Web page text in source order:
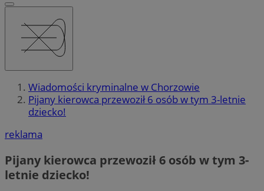
Wiadomości kryminalne w Chorzowie
Pijany kierowca przewoził 6 osób w tym 3-letnie
dziecko!
reklama
Pijany kierowca przewoził 6 osób w tym 3-
letnie dziecko!